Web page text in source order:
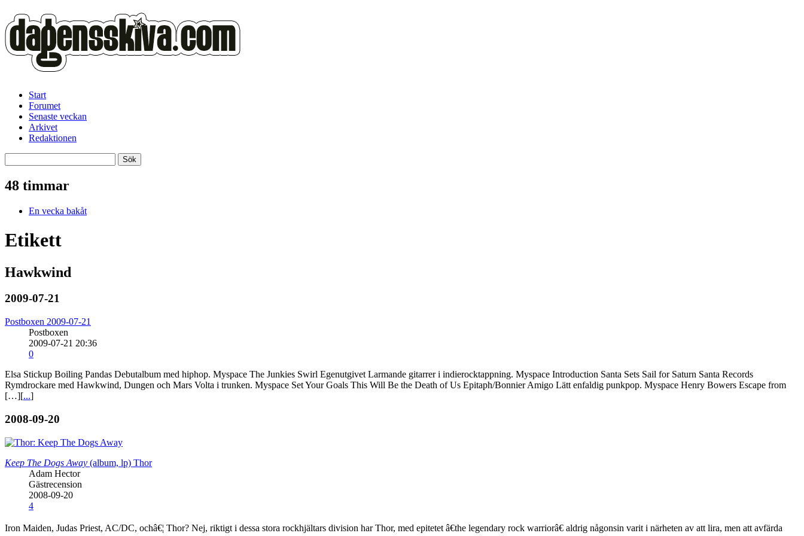
Start
Forumet
Senaste veckan
Arkivet
Redaktionen
48 timmar
En vecka bakåt
Etikett
Hawkwind
2009-07-21
Postboxen 2009-07-21
Postboxen
2009-07-21 20:36
0
Elsa Stickup Boiling Pandas Debutalbum med hiphop. Myspace The Junkies Swirl Egenutgivet Larmande gitarrer i indierocktappning. Myspace Introduction Santa Sets Sail for Saturn Santa Records
Rymdrockare med Hawkwind, Dungen och Mars Volta i trunken. Myspace Set Your Goals This Will Be the Death of Us Epitaph/Bonnier Amigo Lätt enfaldig punkpop. Myspace Henry Bowers Escape from
[…][...]
2008-09-20
Keep The Dogs Away (album, lp) Thor
Adam Hector
Gästrecension
2008-09-20
4
Iron Maiden, Judas Priest, AC/DC, ochâ€¦ Thor? Nej, riktigt i dessa stora rockhjältars division har Thor, med epitetet â€the legendary rock warriorâ€ aldrig någonsin varit i närheten av att lira, men att avfärda